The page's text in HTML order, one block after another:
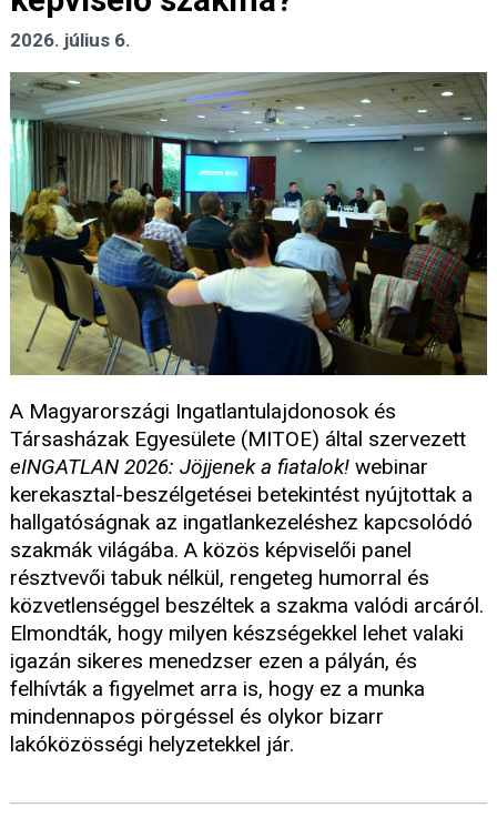
2026. július 6.
A Magyarországi Ingatlantulajdonosok és
Társasházak Egyesülete (MITOE) által szervezett
eINGATLAN 2026: Jöjjenek a fiatalok! webinar
kerekasztal-beszélgetései betekintést nyújtottak a
hallgatóságnak az ingatlankezeléshez kapcsolódó
szakmák világába. A közös képviselői panel
résztvevői tabuk nélkül, rengeteg humorral és
közvetlenséggel beszéltek a szakma valódi arcáról.
Elmondták, hogy milyen készségekkel lehet valaki
igazán sikeres menedzser ezen a pályán, és
felhívták a figyelmet arra is, hogy ez a munka
mindennapos pörgéssel és olykor bizarr
lakóközösségi helyzetekkel jár.